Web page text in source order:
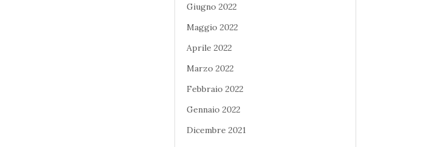
Giugno 2022
Maggio 2022
Aprile 2022
Marzo 2022
Febbraio 2022
Gennaio 2022
Dicembre 2021